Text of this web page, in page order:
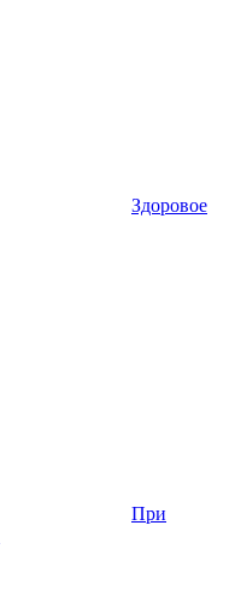
Здоровое
При